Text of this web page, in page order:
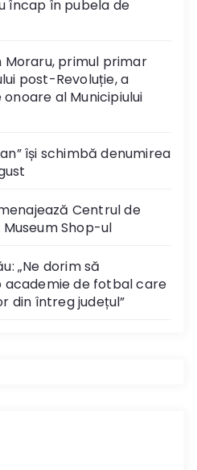
încap în pubela de
Moraru, primul primar
post-Revoluție, a
al Municipiului
își schimbă denumirea
Centrul de
Shop-ul
„Ne dorim să
academie de fotbal care
din întreg județul”